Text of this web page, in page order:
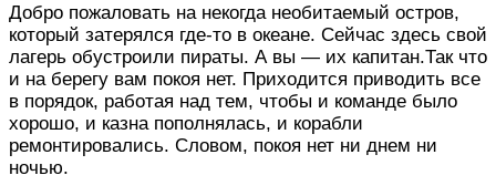
Добро пожаловать на некогда необитаемый остров,
который затерялся где-то в океане. Сейчас здесь свой
лагерь обустроили пираты. А вы — их капитан.Так что
и на берегу вам покоя нет. Приходится приводить все
в порядок, работая над тем, чтобы и команде было
хорошо, и казна пополнялась, и корабли
ремонтировались. Словом, покоя нет ни днем ни
ночью.